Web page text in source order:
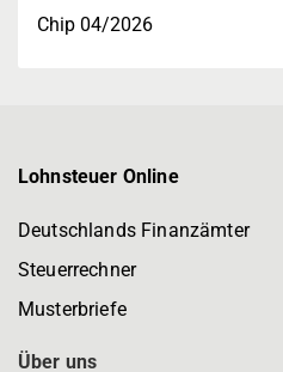
Chip 04/2026
Lohnsteuer Online
Deutschlands Finanzämter
Steuerrechner
Musterbriefe
Über uns